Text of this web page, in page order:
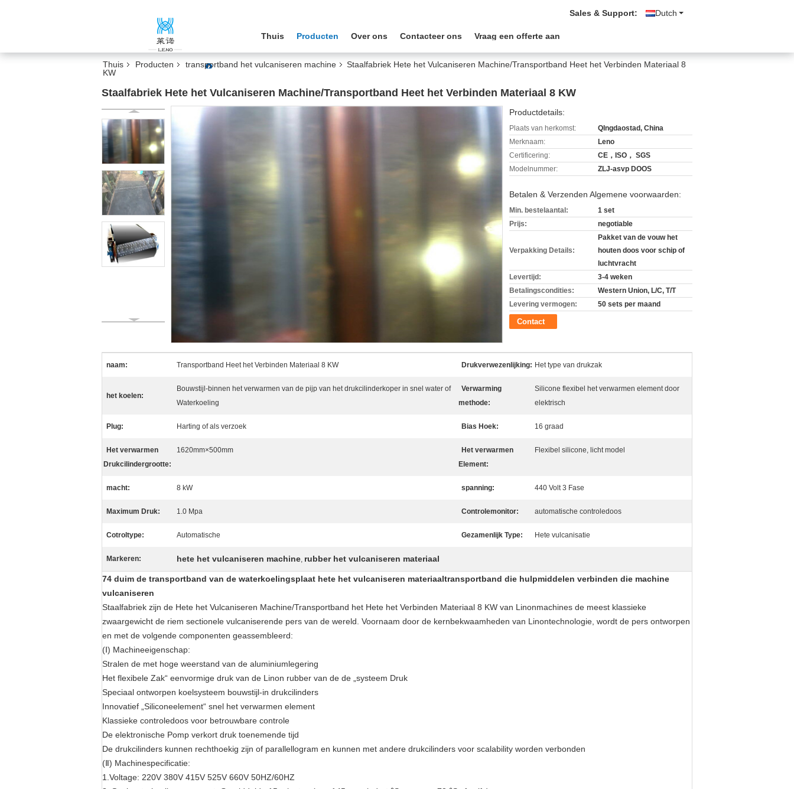
Dutch
Sales & Support:
Thuis Producten Over ons Contacteer ons Vraag een offerte aan
Thuis Producten transportband het vulcaniseren machine
Staalfabriek Hete het Vulcaniseren Machine/Transportband Heet het Verbinden Materiaal 8
KW
Staalfabriek Hete het Vulcaniseren Machine/Transportband Heet het Verbinden Materiaal 8 KW
Productdetails:
Plaats van herkomst:
QIngdaostad, China
Merknaam:
Leno
Certificering:
CE，ISO， SGS
Modelnummer:
ZLJ-asvp DOOS
Betalen & Verzenden Algemene voorwaarden:
Min. bestelaantal:
1 set
Prijs:
negotiable
Verpakking Details:
Pakket van de vouw het
houten doos voor schip of
luchtvracht
Levertijd:
3-4 weken
Betalingscondities:
Western Union, L/C, T/T
Levering vermogen:
50 sets per maand
Contact
naam: Transportband Heet het Verbinden Materiaal 8 KW Drukverwezenlijking: Het type van drukzak
het koelen:
Bouwstijl-binnen het verwarmen van de pijp van het drukcilinderkoper in snel water of
Waterkoeling
Verwarming
methode:
Silicone flexibel het verwarmen element door
elektrisch
Plug: Harting of als verzoek Bias Hoek: 16 graad
Het verwarmen
Drukcilindergrootte:
1620mm×500mm
Het verwarmen
Element:
Flexibel silicone, licht model
macht: 8 kW spanning: 440 Volt 3 Fase
Maximum Druk: 1.0 Mpa Controlemonitor: automatische controledoos
Cotroltype: Automatische Gezamenlijk Type: Hete vulcanisatie
Markeren: hete het vulcaniseren machine, rubber het vulcaniseren materiaal
74 duim de transportband van de waterkoelingsplaat hete het vulcaniseren materiaaltransportband die hulpmiddelen verbinden die machine
vulcaniseren
Staalfabriek zijn de Hete het Vulcaniseren Machine/Transportband het Hete het Verbinden Materiaal 8 KW van Linonmachines de meest klassieke
zwaargewicht de riem sectionele vulcaniserende pers van de wereld. Voornaam door de kernbekwaamheden van Linontechnologie, wordt de pers ontworpen
en met de volgende componenten geassembleerd:
(Ⅰ) Machineeigenschap:
Stralen de met hoge weerstand van de aluminiumlegering
Het flexibele Zak“ eenvormige druk van de Linon rubber van de de „systeem Druk
Speciaal ontworpen koelsysteem bouwstijl-in drukcilinders
Innovatief „Siliconeelement“ snel het verwarmen element
Klassieke controledoos voor betrouwbare controle
De elektronische Pomp verkort druk toenemende tijd
De drukcilinders kunnen rechthoekig zijn of parallellogram en kunnen met andere drukcilinders voor scalability worden verbonden
(Ⅱ) Machinespecificatie:
1.Voltage: 220V 380V 415V 525V 660V 50HZ/60HZ